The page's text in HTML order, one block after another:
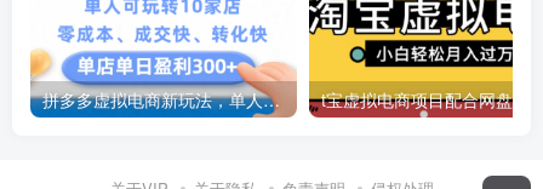
拼多多虚拟电商新玩法，单人可玩转10家店，零成本、成交快、转化快，号称单店单日可盈利300+